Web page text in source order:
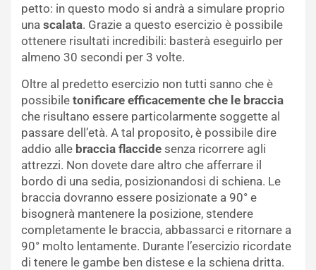
petto: in questo modo si andrà a simulare proprio
una scalata. Grazie a questo esercizio è possibile
ottenere risultati incredibili: basterà eseguirlo per
almeno 30 secondi per 3 volte.
Oltre al predetto esercizio non tutti sanno che è
possibile tonificare efficacemente che le braccia
che risultano essere particolarmente soggette al
passare dell’età. A tal proposito, è possibile dire
addio alle braccia flaccide senza ricorrere agli
attrezzi. Non dovete dare altro che afferrare il
bordo di una sedia, posizionandosi di schiena. Le
braccia dovranno essere posizionate a 90° e
bisognerà mantenere la posizione, stendere
completamente le braccia, abbassarci e ritornare a
90° molto lentamente. Durante l’esercizio ricordate
di tenere le gambe ben distese e la schiena dritta.